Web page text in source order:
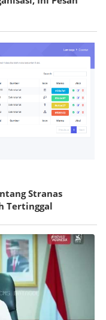
Stranas
Tertinggal